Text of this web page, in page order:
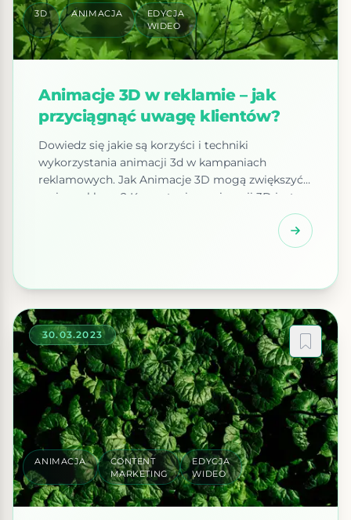
3D ANIMACJA
EDYCJA
WIDEO
Animacje 3D w reklamie – jak
przyciągnąć uwagę klientów?
Dowiedz się jakie są korzyści i techniki
wykorzystania animacji 3d w kampaniach
reklamowych. Jak Animacje 3D mogą zwiększyć
zasięg reklamy? Korzystanie z animacji 3D jest
Animacja 3D pozwala na stworzenie wyjątkowych
i wyrafinowanych prezentacji, które mają na celu
30.03.2023
ANIMACJA
CONTENT
MARKETING
EDYCJA
WIDEO